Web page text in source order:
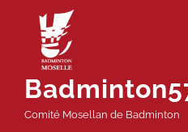
contenu
Comité Mosellan de Badminton